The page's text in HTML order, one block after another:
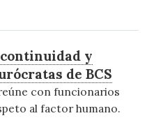
y
de BCS
con funcionarios
al factor humano.